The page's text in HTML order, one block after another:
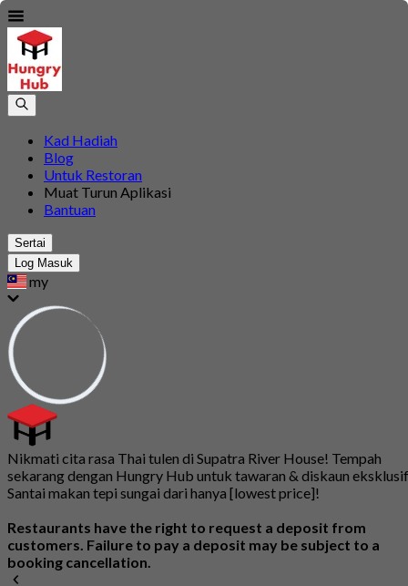
Kad Hadiah
Blog
Untuk Restoran
Muat Turun Aplikasi
Bantuan
Sertai
Log Masuk
my
Nikmati cita rasa Thai tulen di Supatra River House! Tempah
sekarang dengan Hungry Hub untuk tawaran & diskaun
Santai makan tepi sungai dari hanya [lowest price]!
Restaurants have the right to request a deposit from
customers. Failure to pay a deposit may be subject to a
booking cancellation.